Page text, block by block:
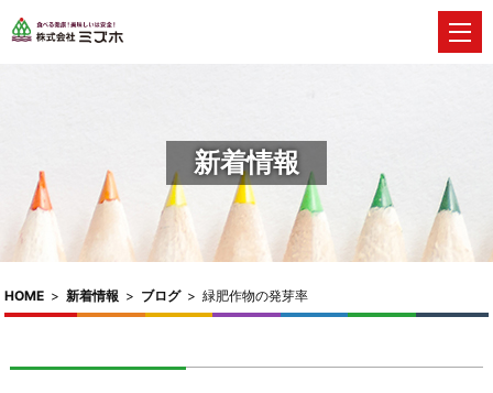
新着情報
HOME > 新着情報 > ブログ> 緑肥作物の発芽率